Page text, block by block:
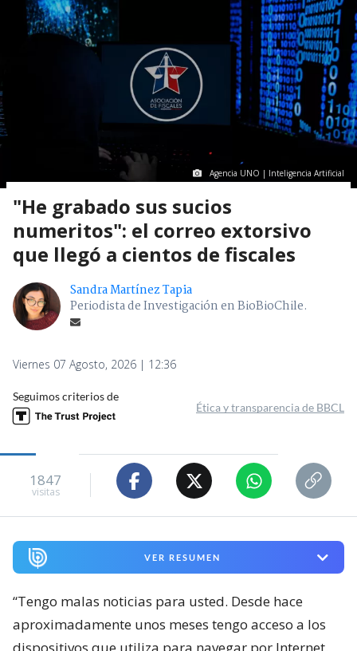
Agencia UNO | Inteligencia Artificial
"He grabado sus sucios
numeritos": el correo extorsivo
que llegó a cientos de fiscales
Sandra Martínez Tapia
Periodista de Investigación en BioBioChile.
Viernes 07 Agosto, 2026 | 12:36
Seguimos criterios de
Ética y transparencia de BBCL
1847
visitas
VER RESUMEN
“Tengo malas noticias para usted. Desde hace
aproximadamente unos meses tengo acceso a los